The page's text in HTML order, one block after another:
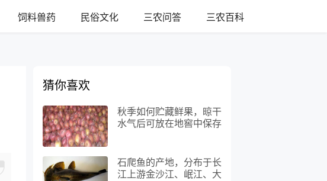
饲料兽药 民俗文化 三农问答 三农百科
猜你喜欢
秋季如何贮藏鲜果，晾干
水气后可放在地窖中保存
石爬鱼的产地，分布于长
江上游金沙江、岷江、大